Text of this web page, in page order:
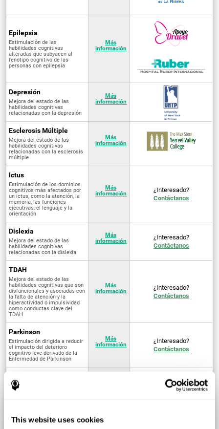
This website uses cookies
Epilepsia
Estimulación de las
habilidades cognitivas
alteradas que subyacen al
fenotipo cognitivo de las
personas con epilepsia
Más
información
Depresión
Mejora del estado de las
habilidades cognitivas
relacionadas con la depresión
Más
información
Esclerosis Múltiple
Mejora del estado de las
habilidades cognitivas
relacionadas con la esclerosis
múltiple
Más
información
Ictus
Estimulación de los dominios
cognitivos más afectados por
un ictus, como la atención, la
memoria, las funciones
ejecutivas, el lenguaje y la
orientación
Más
información
¿Interesado?
Contáctanos
Dislexia
Mejora del estado de las
habilidades cognitivas
relacionadas con la dislexia
Más
información
¿Interesado?
Contáctanos
TDAH
Mejora del estado de las
habilidades cognitivas que son
disfuncionales y asociadas con
la falta de atención y la
hiperactividad o impulsividad
como conductas clave del
TDAH
Más
información
¿Interesado?
Contáctanos
Parkinson
Estimulación dirigida a reducir
el impacto del deterioro
cognitivo leve derivado de la
Enfermedad de Parkinson
Más
información
¿Interesado?
Contáctanos
Mejora del estado de las
habilidades cognitivas
¿Interesado?